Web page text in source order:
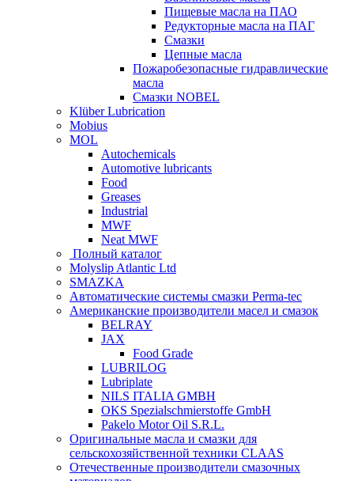
Пищевые масла на ПАО
Редукторные масла на ПАГ
Смазки
Цепные масла
Пожаробезопасные гидравлические
масла
Смазки NOBEL
Klüber Lubrication
Mobius
MOL
Autochemicals
Automotive lubricants
Food
Greases
Industrial
MWF
Neat MWF
Полный каталог
Molyslip Atlantic Ltd
SMAZKA
Автоматические системы смазки Perma-tec
Американские производители масел и смазок
BELRAY
JAX
Food Grade
LUBRILOG
Lubriplate
NILS ITALIA GMBH
OKS Spezialschmierstoffe GmbH
Pakelo Motor Oil S.R.L.
Оригинальные масла и смазки для
сельскохозяйственной техники CLAAS
Отечественные производители смазочных